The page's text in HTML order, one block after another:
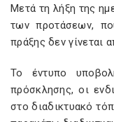
Μετά τη λήξη της
των προτάσεων,
πράξης δεν γίνεται
Το έντυπο
πρόσκλησης, οι
στο διαδικτυακό